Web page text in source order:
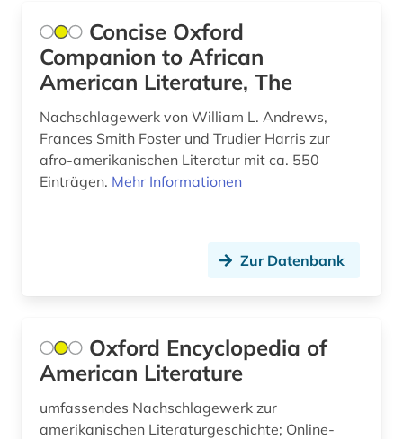
comic (1)
common law (1)
commonwealth (6)
computerlinguistik (1)
congress (3)
datenbank (1)
demoskopie (2)
design (1)
Tschechische Republik (1)
Tuerkei (1)
Ungarn (2)
Vatikanstadt (1)
Concise Oxford
Companion to African
American Literature, The
Nachschlagewerk von William L. Andrews,
Frances Smith Foster und Trudier Harris zur
afro-amerikanischen Literatur mit ca. 550
Einträgen. Mehr Informationen
Zur Datenbank
Oxford Encyclopedia of
American Literature
umfassendes Nachschlagewerk zur
amerikanischen Literaturgeschichte; Online-